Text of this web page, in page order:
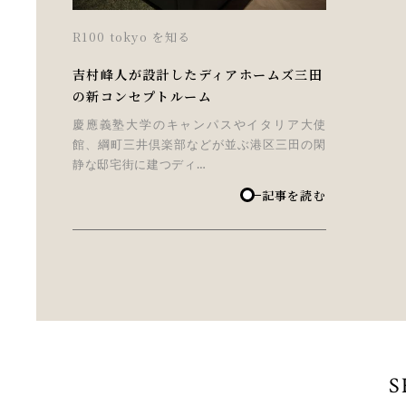
R100 tokyo を知る
吉村峰人が設計したディアホームズ三田
の新コンセプトルーム
慶應義塾大学のキャンパスやイタリア大使
館、綱町三井倶楽部などが並ぶ港区三田の閑
静な邸宅街に建つディ…
記事を読む